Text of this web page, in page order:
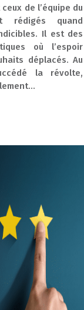
de l’équipe du
rédigés quand
Il est des
où l’espoir
déplacés. Au
la révolte,